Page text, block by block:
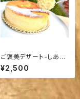
ご褒美デザート-しあわ
せフォンダンチーズ‐
¥2,500